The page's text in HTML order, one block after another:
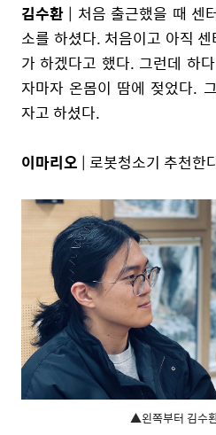
김수환 | 처음 출근했을 때 센
소를 하셨다. 처음이고 아직
가 하겠다고 했다. 그런데 하
자마자 온몸이 땀에 젖었다.
자고 하셨다.
이마리오 | 로봇청소기 추천한
▲왼쪽부터 김수